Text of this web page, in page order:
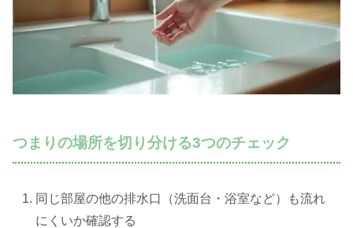
つまりの場所を切り分ける3つのチェック
同じ部屋の他の排水口（洗面台・浴室など）も流れ
にくいか確認する